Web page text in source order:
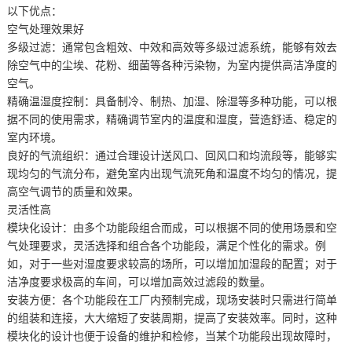
以下优点：
空气处理效果好
多级过滤：通常包含粗效、中效和高效等多级过滤系统，能够有效去
除空气中的尘埃、花粉、细菌等各种污染物，为室内提供高洁净度的
空气。
精确温湿度控制：具备制冷、制热、加湿、除湿等多种功能，可以根
据不同的使用需求，精确调节室内的温度和湿度，营造舒适、稳定的
室内环境。
良好的气流组织：通过合理设计送风口、回风口和均流段等，能够实
现均匀的气流分布，避免室内出现气流死角和温度不均匀的情况，提
高空气调节的质量和效果。
灵活性高
模块化设计：由多个功能段组合而成，可以根据不同的使用场景和空
气处理要求，灵活选择和组合各个功能段，满足个性化的需求。例
如，对于一些对湿度要求较高的场所，可以增加加湿段的配置；对于
洁净度要求极高的车间，可以增加高效过滤段的数量。
安装方便：各个功能段在工厂内预制完成，现场安装时只需进行简单
的组装和连接，大大缩短了安装周期，提高了安装效率。同时，这种
模块化的设计也便于设备的维护和检修，当某个功能段出现故障时，